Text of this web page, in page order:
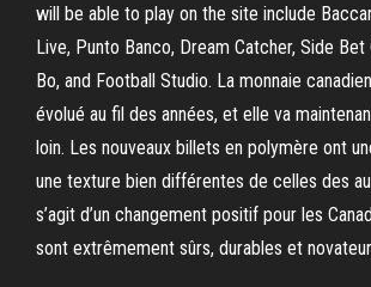
will be able to play on the site include
Live, Punto Banco, Dream Catcher, Side Bet
Bo, and Football Studio. La monnaie
évolué au fil des années, et elle va
loin. Les nouveaux billets en polymère ont
une texture bien différentes de celles des
s’agit d’un changement positif pour les
sont extrêmement sûrs, durables et